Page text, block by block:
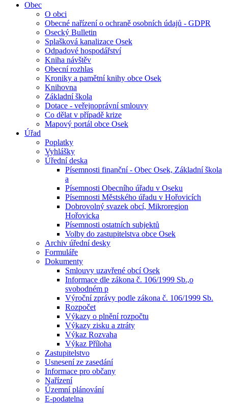
Obec
O obci
Obecné nařízení o ochraně osobních údajů - GDPR
Osecký Bulletin
Splašková kanalizace Osek
Odpadové hospodářství
Kniha návštěv
Obecní rozhlas
Kroniky a pamětní knihy obce Osek
Knihovna
Základní škola
Dotace - veřejnoprávní smlouvy
Co dělat v případě krize
Mapový portál obce Osek
Úřad
Poplatky
Vyhlášky
Úřední deska
Písemnosti finanční - Obec Osek, Základní škola
a
Písemnosti Obecního úřadu v Oseku
Písemnosti Městského úřadu v Hořovicích
Dobrovolný svazek obcí, Mikroregion
Hořovicka
Písemnosti ostatních subjektů
Volby do zastupitelstva obce Osek
Archiv úřední desky
Formuláře
Dokumenty
Smlouvy uzavřené obcí Osek
Informace dle zákona č. 106/1999 Sb.,o
svobodném p
Výroční zprávy podle zákona č. 106/1999 Sb.
Rozpočet
Výkazy o plnění rozpočtu
Výkazy zisku a ztráty
Výkaz Rozvaha
Výkaz Příloha
Zastupitelstvo
Usnesení ze zasedání
Informace pro občany
Nařízení
Územní plánování
E-podatelna